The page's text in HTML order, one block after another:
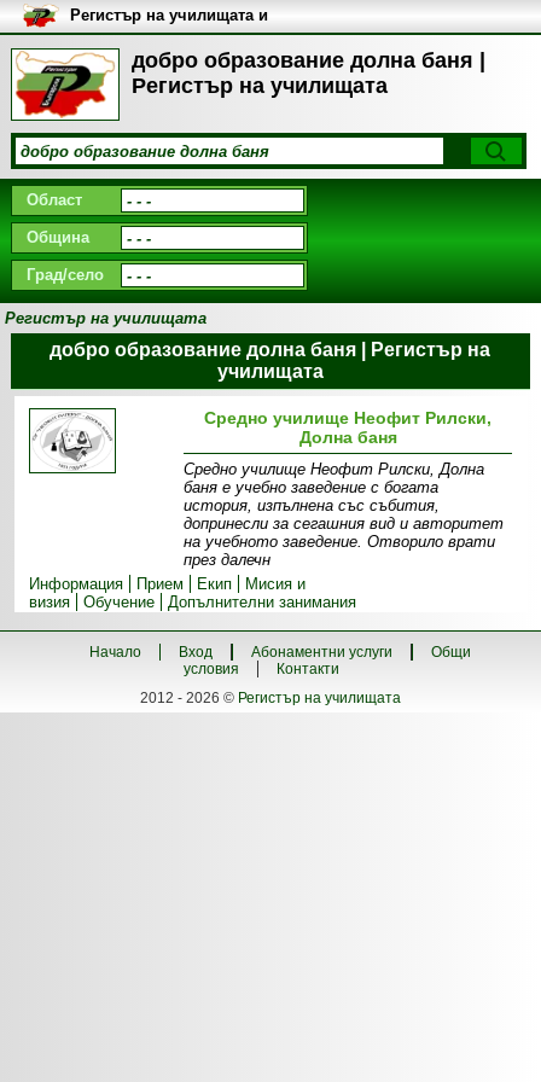
добро образование долна баня |
Регистър на училищата
Регистър на училищата и
университетите в България
Област
Община
Град/село
Регистър на училищата
добро образование долна баня | Регистър на
училищата
Средно училище Неофит Рилски,
Долна баня
Средно училище Неофит Рилски, Долна
баня е учебно заведение с богата
история, изпълнена със събития,
допринесли за сегашния вид и авторитет
на учебното заведение. Отворило врати
през далечн
Информация
Прием Екип
Мисия и
визия
Обучение Допълнителни занимания
Начало Вход Абонаментни услуги
Общи
условия
Контакти
2012 - 2026 © Регистър на училищата